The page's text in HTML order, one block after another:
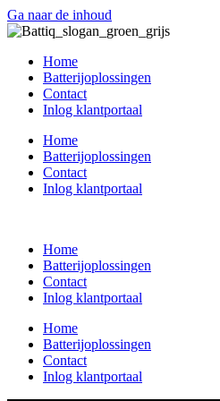
Ga naar de inhoud
Home
Batterijoplossingen
Contact
Inlog klantportaal
Home
Batterijoplossingen
Contact
Inlog klantportaal
Home
Batterijoplossingen
Contact
Inlog klantportaal
Home
Batterijoplossingen
Contact
Inlog klantportaal